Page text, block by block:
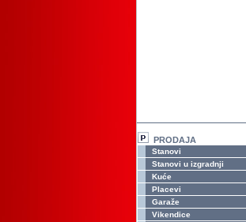
PRODAJA
Stanovi
Stanovi u izgradnji
Kuće
Placevi
Garaže
Vikendice